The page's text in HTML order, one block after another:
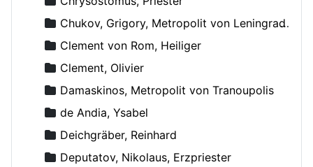
Chukov, Grigory, Metropolit von Leningrad und Novgorod
Clement von Rom, Heiliger
Clement, Olivier
Damaskinos, Metropolit von Tranoupolis
de Andia, Ysabel
Deichgräber, Reinhard
Deputatov, Nikolaus, Erzpriester